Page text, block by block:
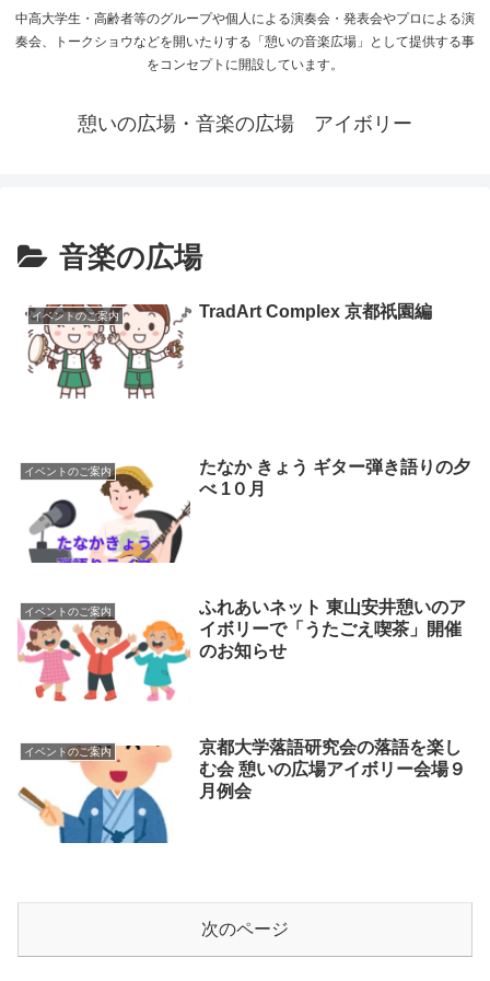
中高大学生・高齢者等のグループや個人による演奏会・発表会やプロによる演
奏会、トークショウなどを開いたりする「憩いの音楽広場」として提供する事
をコンセプトに開設しています。
憩いの広場・音楽の広場 アイボリー
音楽の広場
イベントのご案内 TradArt Complex 京都祇園編
イベントのご案内
たなか きょう ギター弾き語りの夕
べ 1０月
イベントのご案内
ふれあいネット 東山安井憩いのア
イボリーで「うたごえ喫茶」開催
のお知らせ
イベントのご案内
京都大学落語研究会の落語を楽し
む会 憩いの広場アイボリー会場９
月例会
次のページ